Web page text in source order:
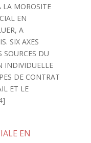
LA MOROSITE
EN
A
SIX AXES
SOURCES DU
INDIVIDUELLE
DE CONTRAT
ET LE
EN